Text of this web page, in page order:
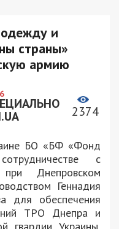
и
страны»
армию
2374
БО «БФ «Фонд
с
Днепровском
Геннадия
для обеспечения
ТРО Днепра и